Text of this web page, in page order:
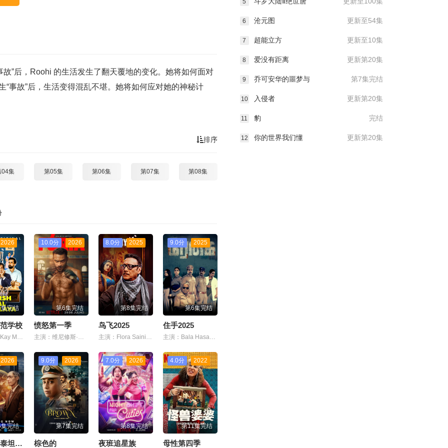
”后，Roohi 的生活发生了翻天覆地的变化。她将如何面对
事故”后，生活变得混乱不堪。她将如何应对她的神秘计
排序
04集 第05集 第06集 第07集 第08集
2026
完结
学校
主演：Kay Kay Menon,Archana Puran Singh
10.0分 2026
第6集完结
愤怒第一季
主演：维尼修斯·内里,里卡多·佩雷拉,比安卡·孔帕拉托
8.0分 2025
第8集完结
鸟飞2025
主演：Flora Saini,Jackie Shroff
9.0分 2025
第6集完结
住手2025
主演：Bala Hasan,Pavithra Janani,Vinodhini Vaidynathan
2026
完结
印度制造泰坦的故事
9.0分 2026
第7集完结
棕色的
7.0分 2026
第8集完结
夜班追星族
4.0分 2022
第11集完结
母性第四季
5
更新至54集
6 沧元图
更新至10集
7 超能立方
更新第20集
8 爱没有距离
第7集完结
9 乔可安华的噩梦与
更新第20集
10 入侵者
完结
11 豹
更新第20集
12 你的世界我们懂